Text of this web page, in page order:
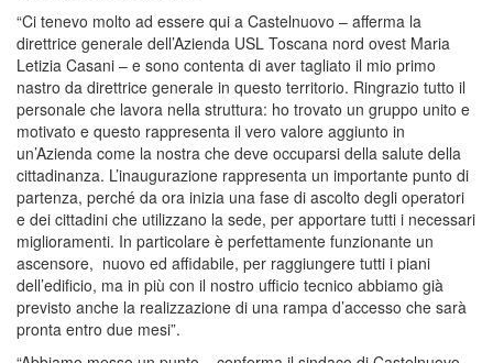
“Ci tenevo molto ad essere qui a Castelnuovo – afferma la
direttrice generale dell’Azienda USL Toscana nord ovest Maria
Letizia Casani – e sono contenta di aver tagliato il mio primo
nastro da direttrice generale in questo territorio. Ringrazio tutto il
personale che lavora nella struttura: ho trovato un gruppo unito e
motivato e questo rappresenta il vero valore aggiunto in
un’Azienda come la nostra che deve occuparsi della salute della
cittadinanza. L’inaugurazione rappresenta un importante punto di
partenza, perché da ora inizia una fase di ascolto degli operatori
e dei cittadini che utilizzano la sede, per apportare tutti i necessari
miglioramenti. In particolare è perfettamente funzionante un
ascensore, nuovo ed affidabile, per raggiungere tutti i piani
dell’edificio, ma in più con il nostro ufficio tecnico abbiamo già
previsto anche la realizzazione di una rampa d’accesso che sarà
pronta entro due mesi”.